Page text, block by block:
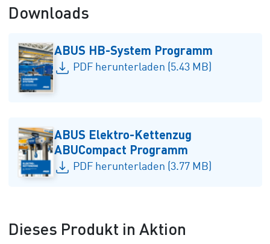
Downloads
ABUS HB-System Programm
PDF herunterladen (5.43 MB)
ABUS Elektro-Kettenzug
ABUCompact Programm
PDF herunterladen (3.77 MB)
Dieses Produkt in Aktion